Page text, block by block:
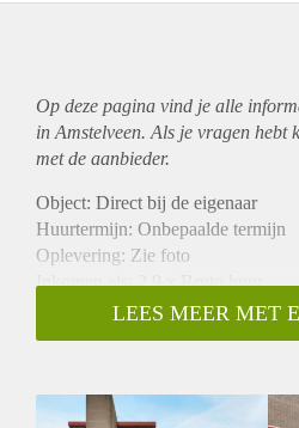
Op deze pagina vind je alle
in Amstelveen. Als je vragen hebt
met de aanbieder.
Object: Direct bij de eigenaar
Huurtermijn: Onbepaalde termijn
Oplevering: Zie foto
Inkomen eis: 2,9 x Bruto huur
Garantiestelling mogelijk: Ja
Borg: 1 Maand
Huisdieren toegestaan: Afhankelijk
LEES MEER MET